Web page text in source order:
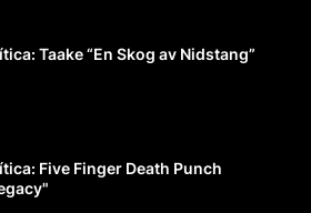
Taake “En Skog av Nidstang”
Five Finger Death Punch